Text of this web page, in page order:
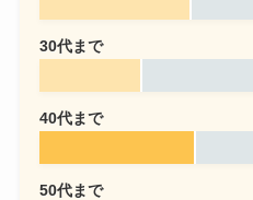
30代まで
40代まで
50代まで